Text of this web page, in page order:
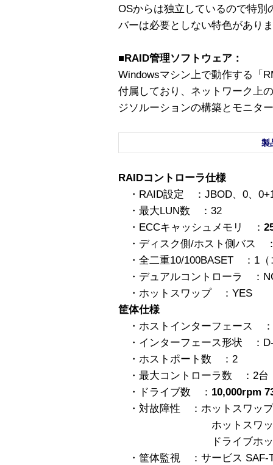
OSからは独立しているので特
バーは必要としない特色があり
■RAID管理ソフトウェア：
Windowsマシン上で動作する「
付属しており、ネットワーク上
ジソルーションの構築とモニタ
製
RAIDコントローラ仕様
・RAID設定 ：JBOD、0、
・最大LUN数 ：32
・ECCキャッシュメモリ ：
・ディスク側/ホスト側バス
・全二重10/100BASET ：1（
・デュアルコントローラ ：
・ホットスワップ ：YES
筐体仕様
・ホストインターフェース
・インターフェース形状 ：D-
・ホストポート数 ：2
・最大コントローラ数 ：2台
・ドライブ数 ： 10,000rpm
・対故障性 ：ホットスワッ
ホットスワップフ
ドライブホットス
・筐体監視 ：サービス SAF-